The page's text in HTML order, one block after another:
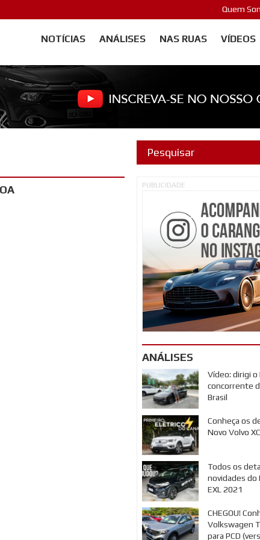
Quem
NOTÍCIAS ANÁLISES NAS RUAS VÍDEOS
PUBLICIDADE
ANÁLISES
Vídeo: dirigi o
concorrente
Brasil
Conheça os
Novo Volvo
Todos os
novidades do
EXL 2021
CHEGOU!
Volkswagen
para PCD